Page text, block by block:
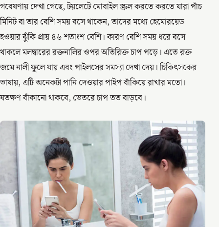
গবেষণায় দেখা গেছে, টয়লেটে মোবাইল স্ক্রল করতে করতে যারা পাঁচ
মিনিট বা তার বেশি সময় বসে থাকেন, তাদের মধ্যে হেমোরয়েড
হওয়ার ঝুঁকি প্রায় ৪৬ শতাংশ বেশি। কারণ বেশি সময় ধরে বসে
থাকলে মলদ্বারের রক্তনালির ওপর অতিরিক্ত চাপ পড়ে। এতে রক্ত
জমে নালী ফুলে যায় এবং পাইলসের সমস্যা দেখা দেয়। চিকিৎসকের
ভাষায়, এটি অনেকটা পানি দেওয়ার পাইপ বাঁকিয়ে রাখার মতো।
যতক্ষণ বাঁকানো থাকবে, ভেতরে চাপ তত বাড়বে।